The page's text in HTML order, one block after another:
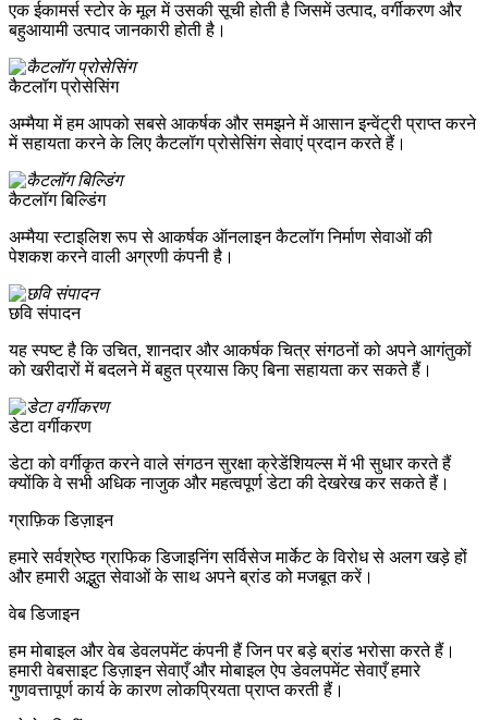
एक ईकामर्स स्टोर के मूल में उसकी सूची होती है जिसमें उत्पाद, वर्गीकरण और
बहुआयामी उत्पाद जानकारी होती है।
कैटलॉग प्रोसेसिंग
अम्मैया में हम आपको सबसे आकर्षक और समझने में आसान इन्वेंट्री प्राप्त करने
में सहायता करने के लिए कैटलॉग प्रोसेसिंग सेवाएं प्रदान करते हैं।
कैटलॉग बिल्डिंग
अम्मैया स्टाइलिश रूप से आकर्षक ऑनलाइन कैटलॉग निर्माण सेवाओं की
पेशकश करने वाली अग्रणी कंपनी है।
छवि संपादन
यह स्पष्ट है कि उचित, शानदार और आकर्षक चित्र संगठनों को अपने आगंतुकों
को खरीदारों में बदलने में बहुत प्रयास किए बिना सहायता कर सकते हैं।
डेटा वर्गीकरण
डेटा को वर्गीकृत करने वाले संगठन सुरक्षा क्रेडेंशियल्स में भी सुधार करते हैं
क्योंकि वे सभी अधिक नाजुक और महत्वपूर्ण डेटा की देखरेख कर सकते हैं।
ग्राफ़िक डिज़ाइन
हमारे सर्वश्रेष्ठ ग्राफिक डिजाइनिंग सर्विसेज मार्केट के विरोध से अलग खड़े हों
और हमारी अद्भुत सेवाओं के साथ अपने ब्रांड को मजबूत करें।
वेब डिजाइन
हम मोबाइल और वेब डेवलपमेंट कंपनी हैं जिन पर बड़े ब्रांड भरोसा करते हैं।
हमारी वेबसाइट डिज़ाइन सेवाएँ और मोबाइल ऐप डेवलपमेंट सेवाएँ हमारे
गुणवत्तापूर्ण कार्य के कारण लोकप्रियता प्राप्त करती हैं।